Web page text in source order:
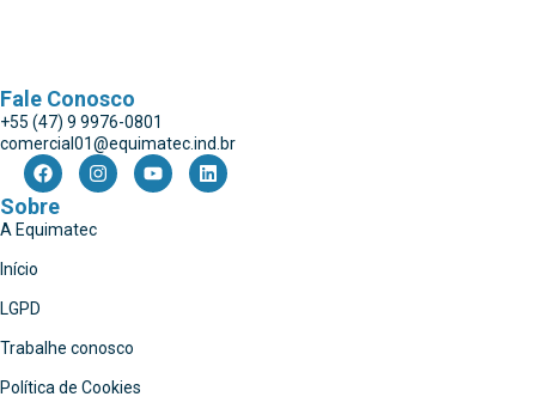
Fale Conosco
+55 (47) 9 9976-0801
comercial01@equimatec.ind.br
Sobre
A Equimatec
Início
LGPD
Trabalhe conosco
Política de Cookies